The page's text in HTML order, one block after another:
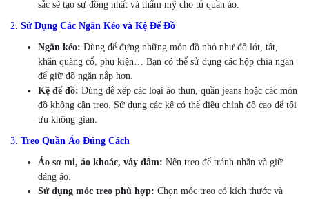
sắc sẽ tạo sự đồng nhất và thẩm mỹ cho tủ quần áo.
2. Sử Dụng Các Ngăn Kéo và Kệ Để Đồ
Ngăn kéo: Dùng để đựng những món đồ nhỏ như đồ lót, tất,
khăn quàng cổ, phụ kiện… Bạn có thể sử dụng các hộp chia ngăn
để giữ đồ ngăn nắp hơn.
Kệ để đồ: Dùng để xếp các loại áo thun, quần jeans hoặc các món
đồ không cần treo. Sử dụng các kệ có thể điều chỉnh độ cao để tối
ưu không gian.
3. Treo Quần Áo Đúng Cách
Áo sơ mi, áo khoác, váy đầm: Nên treo để tránh nhăn và giữ
dáng áo.
Sử dụng móc treo phù hợp: Chọn móc treo có kích thước và